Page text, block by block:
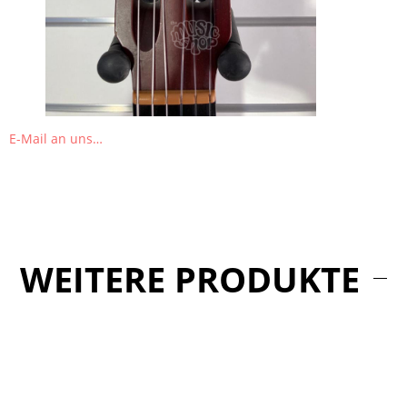
E-Mail an uns…
WEITERE PRODUKTE